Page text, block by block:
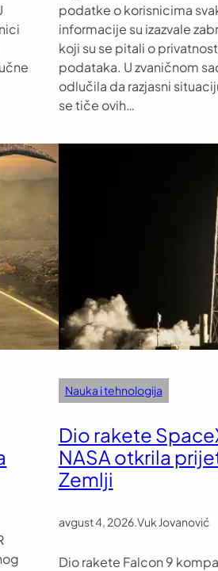
podatke o korisnicima
informacije su izazvale
koji su se pitali o
podataka. U zvaničnom
odlučila da razjasni
se tiče ovih…
Nauka i tehnologija
Dio rakete
NASA otkrila
Zemlji
avgust 4, 2026. Vuk Jovanović
Dio rakete Falcon 9